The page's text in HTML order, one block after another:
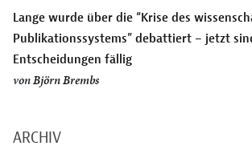
Lange wurde über die “Krise des
Publikationssystems” debattiert – jetzt
Entscheidungen fällig
vonBjörn Brembs
ARCHIV